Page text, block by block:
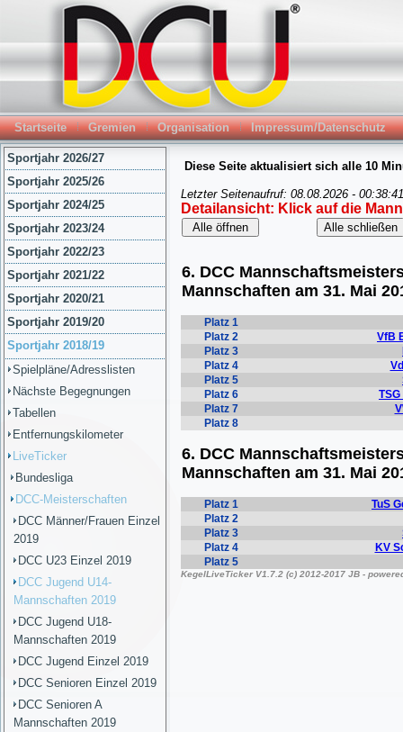
Startseite Gremien Organisation Impressum/Datenschutz
Sportjahr 2026/27
Sportjahr 2025/26
Sportjahr 2024/25
Sportjahr 2023/24
Sportjahr 2022/23
Sportjahr 2021/22
Sportjahr 2020/21
Sportjahr 2019/20
Sportjahr 2018/19
Spielpläne/Adresslisten
Nächste Begegnungen
Tabellen
Entfernungskilometer
LiveTicker
Bundesliga
DCC-Meisterschaften
DCC Männer/Frauen Einzel
2019
DCC U23 Einzel 2019
DCC Jugend U14-
Mannschaften 2019
DCC Jugend U18-
Mannschaften 2019
DCC Jugend Einzel 2019
DCC Senioren Einzel 2019
DCC Senioren A
Mannschaften 2019